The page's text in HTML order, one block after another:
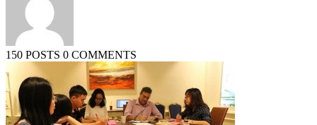
150 POSTS 0 COMMENTS